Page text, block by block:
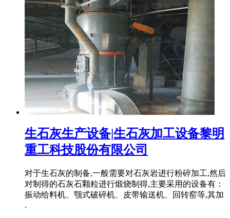
生石灰生产设备|生石灰加工设备黎明
重工科技股份有限公司
对于生石灰的制备,一般需要对石灰岩进行粉碎加工,然后
对制得的石灰石颗粒进行煅烧制得,主要采用的设备有：
振动给料机、颚式破碎机、皮带输送机、回转窑等,其加
.